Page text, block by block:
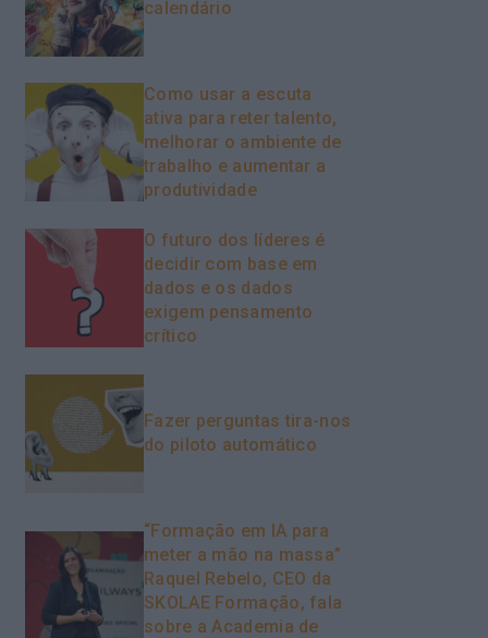
calendário
Como usar a escuta
ativa para reter talento,
melhorar o ambiente de
trabalho e aumentar a
produtividade
O futuro dos líderes é
decidir com base em
dados e os dados
exigem pensamento
crítico
Fazer perguntas tira-nos
do piloto automático
“Formação em IA para
meter a mão na massa”
Raquel Rebelo, CEO da
SKOLAE Formação, fala
sobre a Academia de